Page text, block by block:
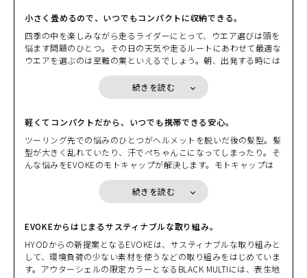
ながら。HYODはそこに目をつけた。
先週末に走ったツーリングシーンを思い浮かべる。出掛ける時には
少し肌寒さを感じたものの、日中は汗ばむぐらいの陽気となり急激
に上がる気温。バックミラーに映るヘルメットでペチャンコになっ
た髪型。アウターシェルを脱ぎバイクにかけるときによぎる少しば
かりの不安。シャワーを浴びたいほどの汗ビッショリになったイン
ナーウエアの不快感。もし、そんな“我慢”や“不快感”が両手に収ま
名はギア・ウエアだ。ウエアでありながらギアの役割を果たす。そ
こにはこんな要素が求められる。“小さく収納”できて、しかも“持
ち運び”がしやすい。気温変化に応じて“重ね着”もできるし“脱い
で”パッカブルに戻すこともできる。ウエアの拡張性を損なわない
コンパクトなプロテクションとのマッチング。EVOKEはバイクを
止めた後に新たな価値を発揮するギア・ウエアだ。「小さく収納し
て、持ち運ぼう」から始まる新発想。GEAR-Wearという新時代が
小さく畳めるので、いつでもコンパクトに収納できる。
四季の中を楽しみながら走るライダーにとって、ウエア選びは頭を
悩ます問題のひとつ。その日の天気や走るルートにあわせて最適な
ウエアを選ぶのは至難の業といえるでしょう。朝、出発する時には
の気温となり、脱ぎたくても荷物になるから脱げないもどかしさ。
そんな時に、小さく畳んで持ち運べるパッカブル機能を備えたEVO
るバッグや、バイクの小物入れの隙間にコンパクトに収納できま
す。荷物になるからと着こまずに我慢したり、着こんで脱げないか
らと我慢したりする必要はないのです。
続きを読む
軽くてコンパクトだから、いつでも携帯できる安心。
ツーリング先での悩みのひとつがヘルメットを脱いだ後の髪型。髪
型が大きく乱れていたり、汗でぺちゃんこになってしまったり。そ
んな悩みをEVOKEのモトキャップが解決します。モトキャップは
も入れやすいし、ジャケットなどのポケットに入れておくこともで
きる抜群の携帯性。休憩などでバイクを止めたら、さっと取り出し
です。
続きを読む
EVOKEからはじまるサスティナブルな取り組み。
HYODからの新提案となるEVOKEは、サスティナブルな取り組みと
して、環境負荷の少ない素材を使うなどの取り組みをはじめていま
す。アウターシェルの限定カラーとなるBLACK MULTIには、表生地